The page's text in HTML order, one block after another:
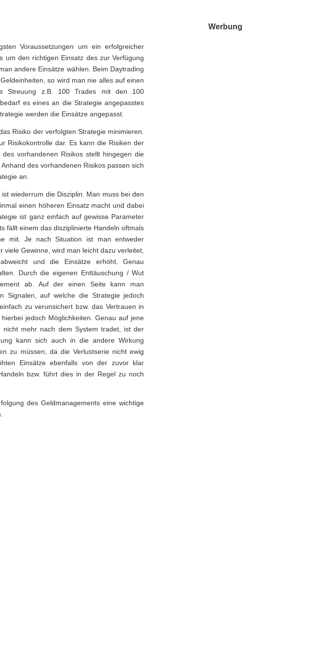
Voraussetzungen um ein erfolgreicher
um den richtigen Einsatz des zur Verfügung
andere Einsätze wählen. Beim Daytrading
so wird man nie alles auf einen
Streuung z.B. 100 Trades mit den 100
es eines an die Strategie angepasstes
werden die Einsätze angepasst.
Risiko der verfolgten Strategie minimieren.
Risikokontrolle dar. Es kann die Risiken der
vorhandenen Risikos stellt hingegen die
des vorhandenen Risikos passen sich
an.
wiederrum die Disziplin. Man muss bei den
einen höheren Einsatz macht und dabei
ist ganz einfach auf gewisse Parameter
fällt einem das disziplinierte Handeln oftmals
mit. Je nach Situation ist man entweder
Gewinne, wird man leicht dazu verleitet,
und die Einsätze erhöht. Genau
Durch die eigenen Enttäuschung / Wut
ab. Auf der einen Seite kann man
Signalen, auf welche die Strategie jedoch
zu verunsichert bzw. das Vertrauen in
jedoch Möglichkeiten. Genau auf jene
nicht mehr nach dem System tradet, ist der
kann sich auch in die andere Wirkung
zu müssen, da die Verlustserie nicht ewig
Einsätze ebenfalls von der zuvor klar
bzw. führt dies in der Regel zu noch
des Geldmanagements eine wichtige
Werbung